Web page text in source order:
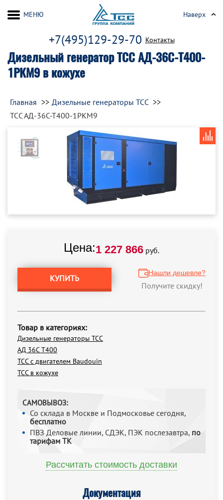
Дизельный генератор ТСС АД-36С-Т400-
1РКМ9 в кожухе
+7(495)129-29-70 Контакты
МЕНЮ Наверх
Главная
Дизельные генераторы ТСС
ТСС АД-36С-Т400-1РКМ9
Цена:1 227 866 руб.
КУПИТЬ
Нашли дешевле?
Получите скидку!
Товар в категориях:
Дизельные генераторы ТСС
АД 36С Т400
ТСС с двигателем Baudouin
ТСС в кожухе
САМОВЫВОЗ:
Со склада в Москве и Подмосковье сегодня,
бесплатно
ПВЗ Деловые линии, СДЭК, ПЭК послезавтра, по
тарифам ТК
Рассчитать стоимость доставки
Документация